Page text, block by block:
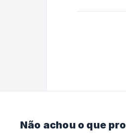
Não achou o que